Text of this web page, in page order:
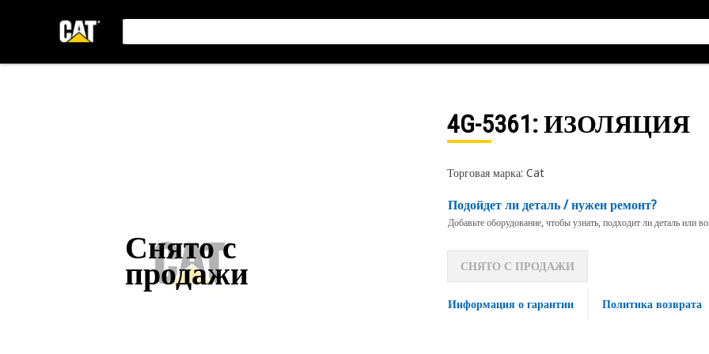
Снято с
продажи
4G-5361: ИЗОЛЯЦИЯ
Торговая марка: Cat
Подойдет ли деталь / нужен ремонт?
Добавьте оборудование, чтобы узнать, подходит ли деталь или
СНЯТО С ПРОДАЖИ
Информация о гарантии Политика возврата